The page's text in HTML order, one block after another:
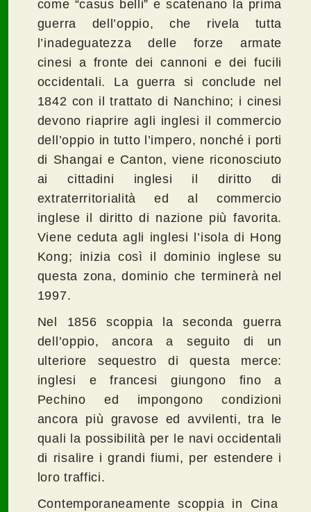
come “casus belli” e scatenano la prima
guerra dell’oppio, che rivela tutta
l’inadeguatezza delle forze armate
cinesi a fronte dei cannoni e dei fucili
occidentali. La guerra si conclude nel
1842 con il trattato di Nanchino; i cinesi
devono riaprire agli inglesi il commercio
dell’oppio in tutto l’impero, nonché i porti
di Shangai e Canton, viene riconosciuto
ai cittadini inglesi il diritto di
extraterritorialità ed al commercio
inglese il diritto di nazione più favorita.
Viene ceduta agli inglesi l’isola di Hong
Kong; inizia così il dominio inglese su
questa zona, dominio che terminerà nel
1997.
Nel 1856 scoppia la seconda guerra
dell’oppio, ancora a seguito di un
ulteriore sequestro di questa merce:
inglesi e francesi giungono fino a
Pechino ed impongono condizioni
ancora più gravose ed avvilenti, tra le
quali la possibilità per le navi occidentali
di risalire i grandi fiumi, per estendere i
loro traffici.
Contemporaneamente scoppia in Cina